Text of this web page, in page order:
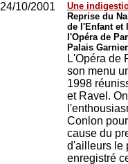
24/10/2001
Une
Reprise du
de l'Enfant et
l'Opéra de
Palais
L'Opéra de
son menu
1998
et Ravel.
Conlon
cause du
d'ailleurs le
enregistré